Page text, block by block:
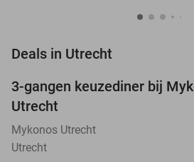
Deals in Utrecht
NEW
TODAY
3-gangen keuzediner bij
Utrecht
Mykonos Utrecht
Utrecht